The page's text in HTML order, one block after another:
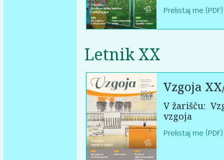
Prelistaj me (PDF)
Letnik XX
Vzgoja
V žarišču:
vzgoja
Prelistaj me (PDF)